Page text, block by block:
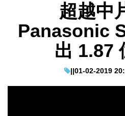
超越中
Panasonic
出 1.87
||01-02-2019